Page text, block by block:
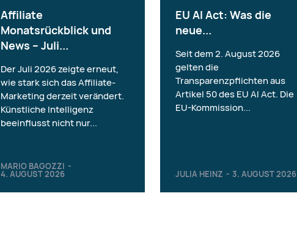
Affiliate
Monatsrückblick und
News – Juli...
MARIO BAGOZZI -
4. AUGUST 2026
Der Juli 2026 zeigte erneut,
wie stark sich das Affiliate-
Marketing derzeit verändert.
Künstliche Intelligenz
beeinflusst nicht nur...
EU AI Act: Was die
neue...
JULIA HEINZ - 3. AUGUST 2026
Seit dem 2. August 2026
gelten die
Transparenzpflichten aus
Artikel 50 des EU AI Act. Die
EU-Kommission...